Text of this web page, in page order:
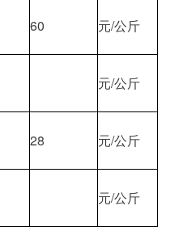
60 元/公斤
元/公斤
28 元/公斤
元/公斤